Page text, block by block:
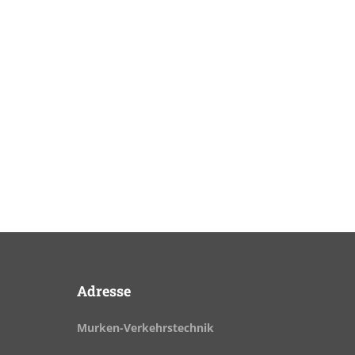
Adresse
Murken-Verkehrstechnik